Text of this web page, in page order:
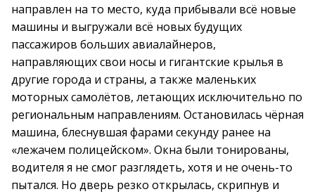
направлен на то место, куда прибывали всё новые
машины и выгружали всё новых будущих
пассажиров больших авиалайнеров,
направляющих свои носы и гигантские крылья в
другие города и страны, а также маленьких
моторных самолётов, летающих исключительно по
региональным направлениям. Остановилась чёрная
машина, блеснувшая фарами секунду ранее на
«лежачем полицейском». Окна были тонированы,
водителя я не смог разглядеть, хотя и не очень-то
пытался. Но дверь резко открылась, скрипнув и